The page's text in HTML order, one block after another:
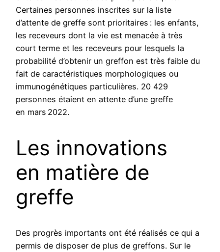
Certaines personnes inscrites sur la liste
d’attente de greffe sont prioritaires : les enfants,
les receveurs dont la vie est menacée à très
court terme et les receveurs pour lesquels la
probabilité d’obtenir un greffon est très faible du
fait de caractéristiques morphologiques ou
immunogénétiques particulières. 20 429
personnes étaient en attente d’une greffe
en mars 2022.
Les innovations
en matière de
greffe
Des progrès importants ont été réalisés ce qui a
permis de disposer de plus de greffons. Sur le